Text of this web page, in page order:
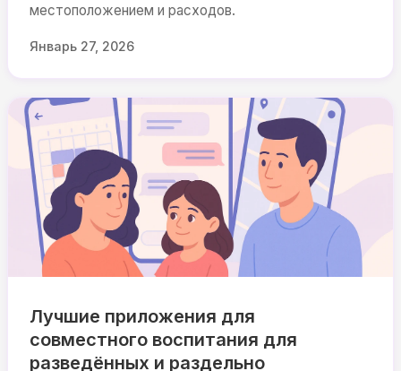
местоположением и расходов.
Январь 27, 2026
Лучшие приложения для
совместного воспитания для
разведённых и раздельно